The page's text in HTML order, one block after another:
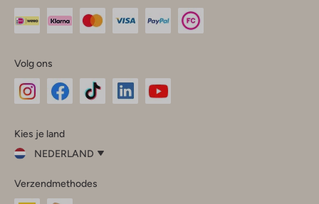
Volg ons
InstagramFacebook
Kies je land
NEDERLAND
je
land
Verzendmethodes